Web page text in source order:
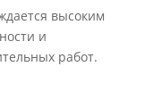
высоким
и
работ.